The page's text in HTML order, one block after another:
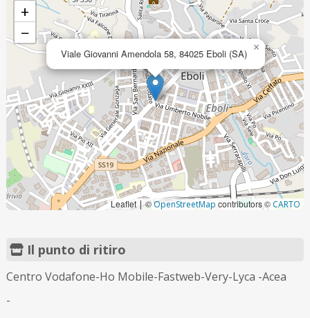
Viale Giovanni Amendola 58, 84025 Eboli (SA) ×
+
−
Leaflet|©OpenStreetMap contributors © CARTO
Il punto di ritiro
Centro Vodafone-Ho Mobile-Fastweb-Very-Lyca -Acea
-